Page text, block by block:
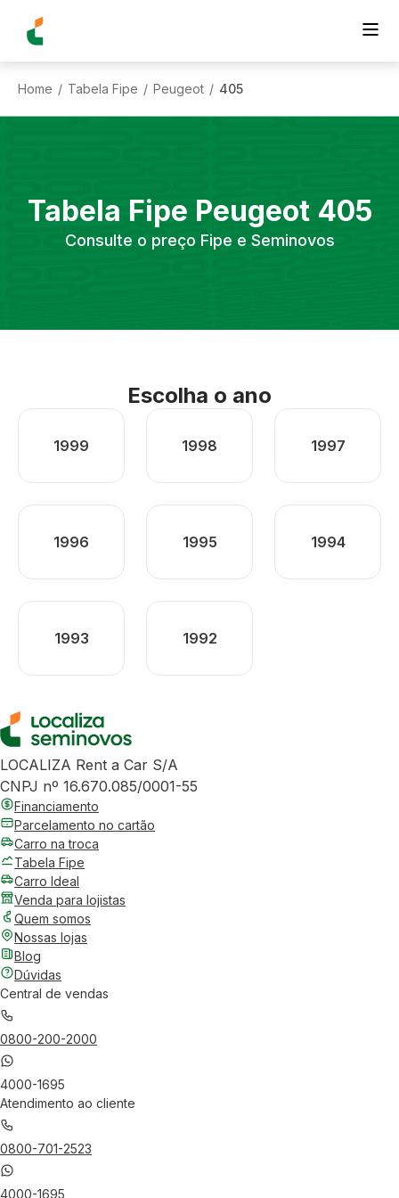
Home / Tabela Fipe / Peugeot / 405
Tabela Fipe Peugeot 405
Consulte o preço Fipe e Seminovos
Escolha o ano
1999 1998 1997
1996 1995 1994
1993 1992
LOCALIZA Rent a Car S/A
CNPJ nº 16.670.085/0001-55
Financiamento
Parcelamento no cartão
Carro na troca
Tabela Fipe
Carro Ideal
Venda para lojistas
Quem somos
Nossas lojas
Blog
Dúvidas
Central de vendas
0800-200-2000
4000-1695
Atendimento ao cliente
0800-701-2523
4000-1695